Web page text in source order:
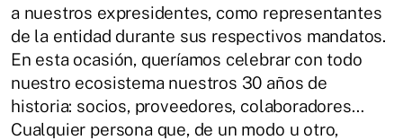
a nuestros expresidentes, como representantes
de la entidad durante sus respectivos mandatos.
En esta ocasión, queríamos celebrar con todo
nuestro ecosistema nuestros 30 años de
historia: socios, proveedores, colaboradores…
Cualquier persona que, de un modo u otro,